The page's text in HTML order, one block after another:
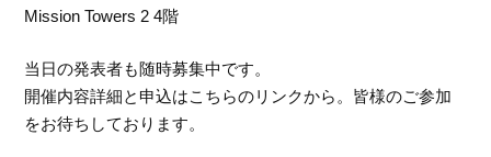
Mission Towers 2 4階
当日の発表者も随時募集中です。
開催内容詳細と申込はこちらのリンクから。皆様のご参加
をお待ちしております。